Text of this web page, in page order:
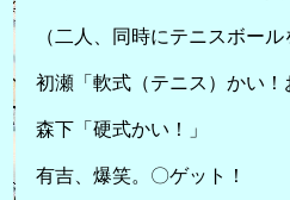
（二人、同時にテニスボール
初瀬「軟式（テニス）かい！
森下「硬式かい！」
有吉、爆笑。〇ゲット！